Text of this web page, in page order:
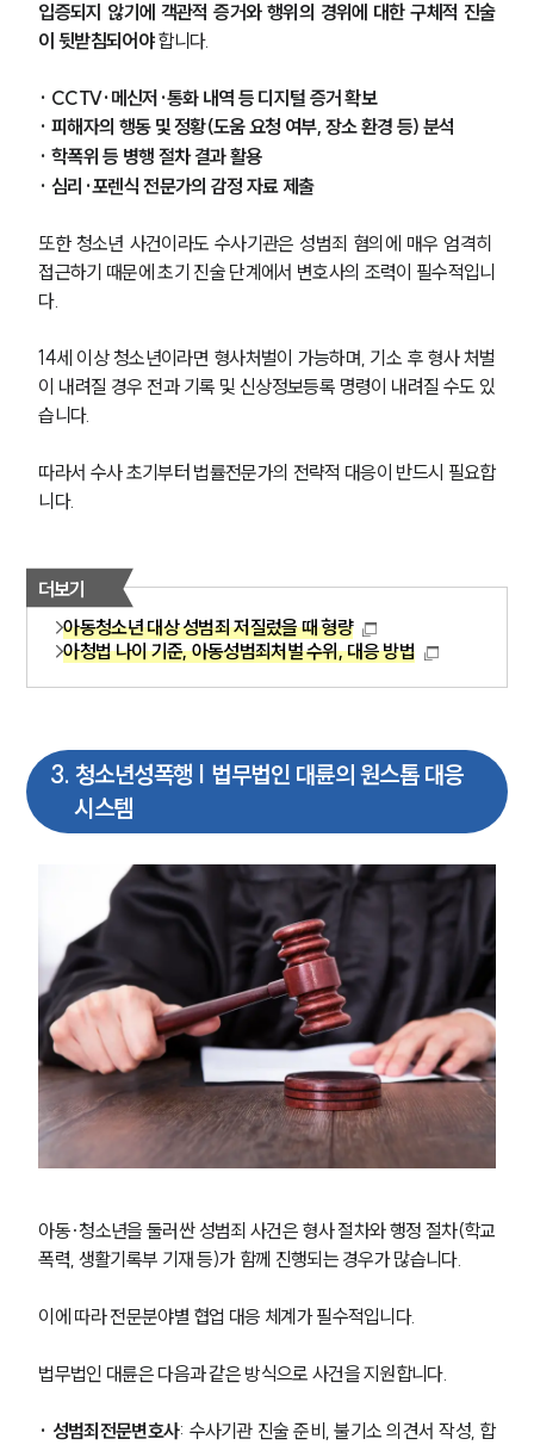
입증되지 않기에 객관적 증거와 행위의 경위에 대한 구체적 진술
이 뒷받침되어야 합니다.
· CCTV·메신저·통화 내역 등 디지털 증거 확보
· 피해자의 행동 및 정황(도움 요청 여부, 장소 환경 등) 분석
· 학폭위 등 병행 절차 결과 활용
· 심리·포렌식 전문가의 감정 자료 제출
또한 청소년 사건이라도 수사기관은 성범죄 혐의에 매우 엄격히
접근하기 때문에 초기 진술 단계에서 변호사의 조력이 필수적입니
다.
14세 이상 청소년이라면 형사처벌이 가능하며, 기소 후 형사 처벌
이 내려질 경우 전과 기록 및 신상정보등록 명령이 내려질 수도 있
습니다.
따라서 수사 초기부터 법률전문가의 전략적 대응이 반드시 필요합
니다.
더보기
아동청소년 대상 성범죄 저질렀을 때 형량
아청법 나이 기준, 아동성범죄처벌 수위, 대응 방법
3. 청소년성폭행 | 법무법인 대륜의 원스톱 대응
시스템
아동·청소년을 둘러싼 성범죄 사건은 형사 절차와 행정 절차(학교
폭력, 생활기록부 기재 등)가 함께 진행되는 경우가 많습니다.
이에 따라 전문분야별 협업 대응 체계가 필수적입니다.
법무법인 대륜은 다음과 같은 방식으로 사건을 지원합니다.
· 성범죄전문변호사: 수사기관 진술 준비, 불기소 의견서 작성, 합